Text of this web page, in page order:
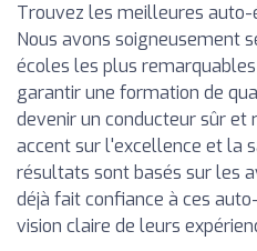
Trouvez les meilleures auto-
Nous avons soigneusement
écoles les plus
garantir une formation de
devenir un conducteur sûr et
accent sur l'excellence et la
résultats sont basés sur les
déjà fait confiance à ces
vision claire de leurs